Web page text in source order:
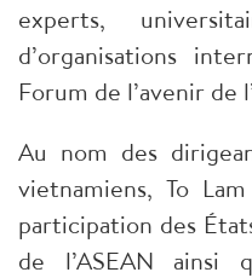
experts,
d’organisations
Forum de l’avenir de
Au nom des
vietnamiens, To
participation des
de l’ASEAN ainsi